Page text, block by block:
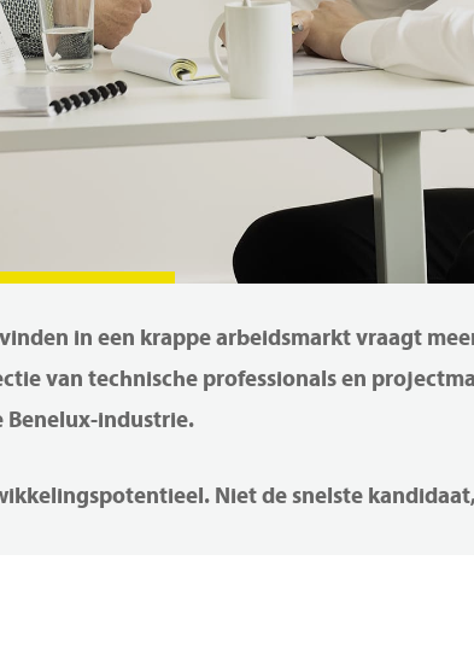
in een krappe arbeidsmarkt vraagt
van technische professionals en
Benelux-industrie.
Niet de snelste